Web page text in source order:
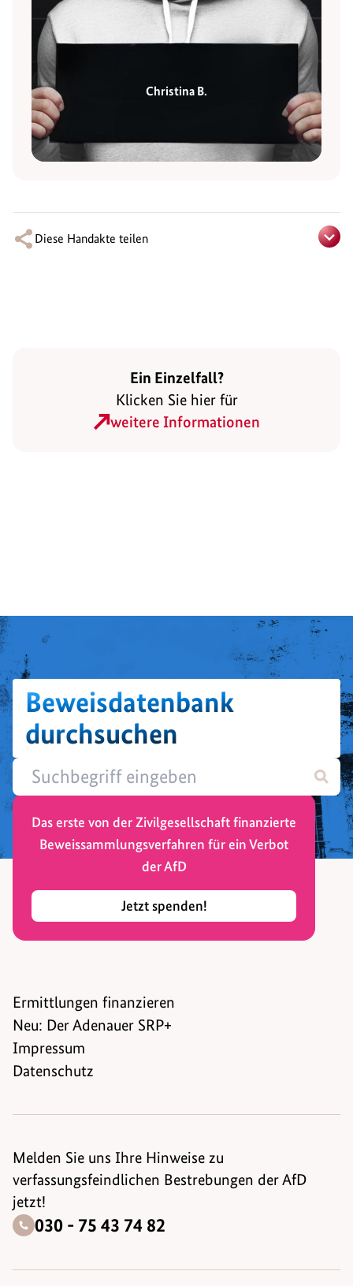
Christina B.
Diese Handakte teilen
Ein Einzelfall?
Klicken Sie hier für
weitere Informationen
Beweisdatenbank
durchsuchen
Das erste von der Zivilgesellschaft finanzierte
Beweissammlungsverfahren für ein Verbot
der AfD
Jetzt spenden!
Ermittlungen finanzieren
Neu: Der Adenauer SRP+
Impressum
Datenschutz
Melden Sie uns Ihre Hinweise zu
verfassungsfeindlichen Bestrebungen der AfD
jetzt!
030 - 75 43 74 82